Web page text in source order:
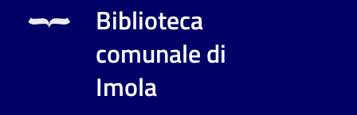
Biblioteca
comunale di
Imola